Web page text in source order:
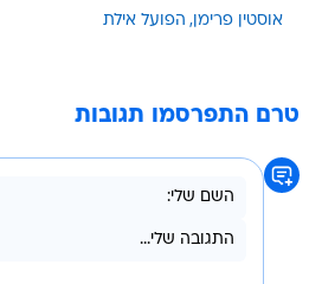
אוסטין פרימן הפועל אילת
טרם התפרסמו תגובות